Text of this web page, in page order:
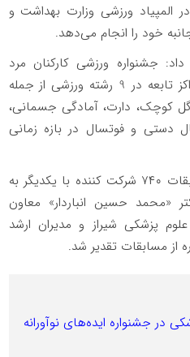
المپیاد ورزشی وزارت بهداشت و
خود را انجام می‌دهد.
جشنواره ورزشی کارکنان مرد
دانشگاه علوم پزشکی شیراز و مراکز تابعه در 9 رشته ورزشی از جمله
کوچک، دارت، آمادگی جسمانی،
دستی و فوتسال در بازه زمانی
او اعلام کرد: در این دوره از مسابقات ۷۴۰ شرکت کننده با یکدیگر به
«محمد حسین انباردار» معاون
پزشکی شیراز و مدیران ارشد
از مسابقات تقدیر شد.
در جشنواره ایده‌های نوآورانه